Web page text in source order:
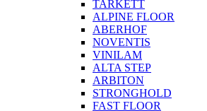
TARKETT
ALPINE FLOOR
ABERHOF
NOVENTIS
VINILAM
ALTA STEP
ARBITON
STRONGHOLD
FAST FLOOR